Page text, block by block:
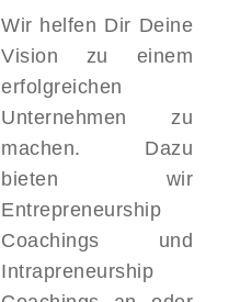
Wir helfen Dir Deine
Vision zu einem
erfolgreichen
Unternehmen zu
machen. Dazu
bieten wir
Entrepreneurship
Coachings und
Intrapreneurship